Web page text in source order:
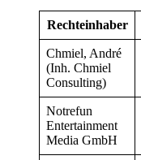
Rechteinhaber
Chmiel, André
(Inh. Chmiel
Consulting)
Notrefun
Entertainment
Media GmbH